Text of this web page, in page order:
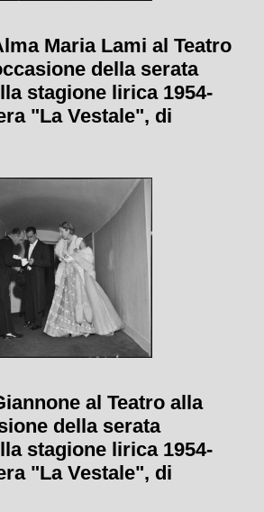
Maria Lami al Teatro
della serata
stagione lirica 1954-
"La Vestale", di
di Luchino Visconti
al Teatro alla
della serata
stagione lirica 1954-
"La Vestale", di